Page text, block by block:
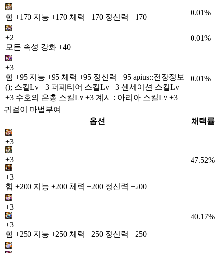
힘 +170 지능 +170 체력 +170 정신력 +170
0.01%
+2
모든 속성 강화 +40
0.01%
+3
힘 +95 지능 +95 체력 +95 정신력 +95 apius::전장정보
(); 스킬Lv +3 퍼페티어 스킬Lv +3 센세이션 스킬Lv
+3 수호의 은총 스킬Lv +3 계시 : 아리아 스킬Lv +3
0.01%
귀걸이 마법부여
옵션
채택률
+3
+3
+3
힘 +200 지능 +200 체력 +200 정신력 +200
47.52%
+3
+3
힘 +250 지능 +250 체력 +250 정신력 +250
40.17%